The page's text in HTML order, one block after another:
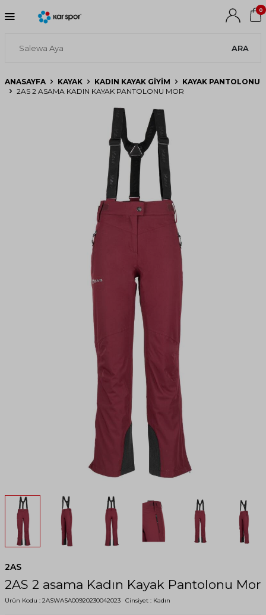
ARA
0
ANASAYFA KAYAK KADIN KAYAK GIYIM
KAYAK PANTOLONU
2AS 2 ASAMA KADIN KAYAK PANTOLONU MOR
2AS
2AS 2 asama Kadın Kayak Pantolonu Mor
Ürün Kodu : 2ASWASA00920230042023 Cinsiyet : Kadın